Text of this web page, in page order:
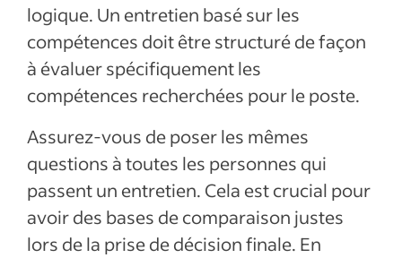
logique. Un entretien basé sur les
compétences doit être structuré de façon
à évaluer spécifiquement les
compétences recherchées pour le poste.
Assurez-vous de poser les mêmes
questions à toutes les personnes qui
passent un entretien. Cela est crucial pour
avoir des bases de comparaison justes
lors de la prise de décision finale. En